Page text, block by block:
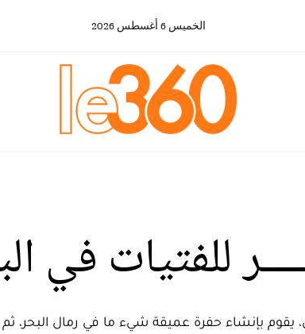
الخميس 6 أغسطس 2026
للفتيات في
يقوم بإنشاء حفرة عميقة شيء ما في رمال